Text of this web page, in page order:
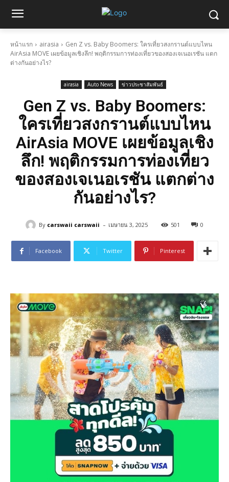
หน้าแรก airasia
Gen Z vs. Baby Boomers: ใครเที่ยวสงกรานต์แบบไหน
AirAsia MOVE เผยข้อมูลเชิงลึก! พฤติกรรมการท่องเที่ยวของสองเจเนอเรชัน แตก
ต่างกันอย่างไร?
airasia Auto News ข่าวประชาสัมพันธ์
Gen Z vs. Baby Boomers:
ใครเที่ยวสงกรานต์แบบไหน
AirAsia MOVE เผยข้อมูลเชิง
ลึก! พฤติกรรมการท่องเที่ยว
ของสองเจเนอเรชัน แตกต่าง
กันอย่างไร?
By carswaii carswaii - เมษายน 3, 2025 501 0
Facebook Twitter Pinterest